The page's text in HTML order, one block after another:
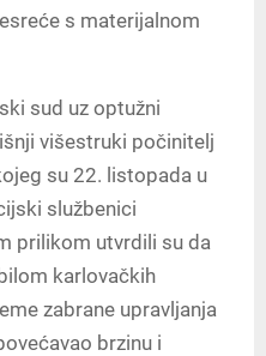
s materijalnom
sud uz optužni
višestruki počinitelj
su 22. listopada u
službenici
prilikom utvrdili su da
karlovačkih
zabrane upravljanja
brzinu i